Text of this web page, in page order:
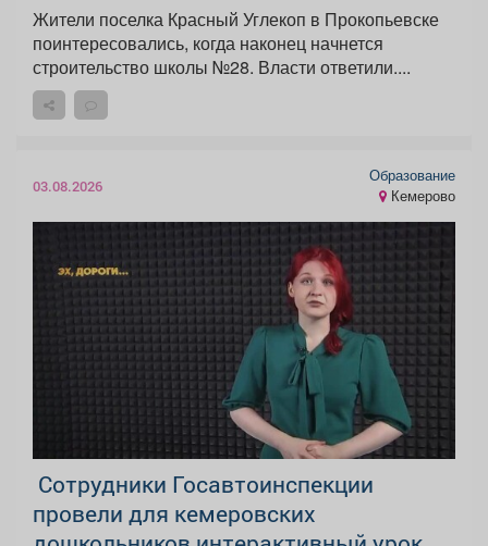
Жители поселка Красный Углекоп в Прокопьевске
поинтересовались, когда наконец начнется
строительство школы №28. Власти ответили....
03.08.2026
Образование
Кемерово
‍ Сотрудники Госавтоинспекции
провели для кемеровских